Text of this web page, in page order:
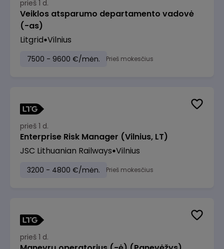
prieš 1 d.
Veiklos atsparumo departamento vadovė
(-as)
Litgrid Vilnius
7500 - 9600 €/mėn. Prieš mokesčius
prieš 1 d.
Enterprise Risk Manager (Vilnius, LT)
JSC Lithuanian Railways Vilnius
3200 - 4800 €/mėn. Prieš mokesčius
prieš 1 d.